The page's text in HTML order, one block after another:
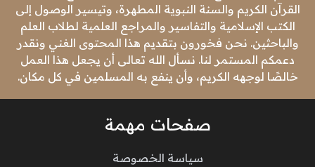
القرآن الكريم والسنة النبوية المطهرة، وتيسير الوصول إلى
الكتب الإسلامية والتفاسير والمراجع العلمية لطلاب العلم
والباحثين. نحن فخورون بتقديم هذا المحتوى الغني ونقدر
دعمكم المستمر لنا. نسأل الله تعالى أن يجعل هذا العمل
خالصًا لوجهه الكريم، وأن ينفع به المسلمين في كل مكان.
صفحات مهمة
سياسة الخصوصة